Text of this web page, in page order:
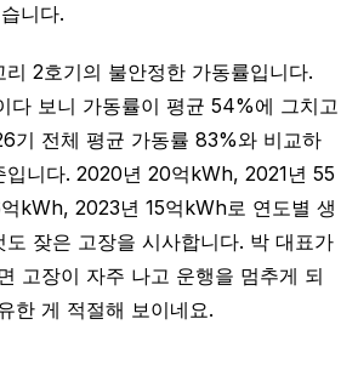
니다.
2호기의 불안정한 가동률입니다.
다 보니 가동률이 평균 54%에 그치고
기 전체 평균 가동률 83%와 비교하
입니다. 2020년 20억kWh, 2021년 55
kWh, 2023년 15억kWh로 연도별 생
잦은 고장을 시사합니다. 박 대표가
고장이 자주 나고 운행을 멈추게 되
한 게 적절해 보이네요.